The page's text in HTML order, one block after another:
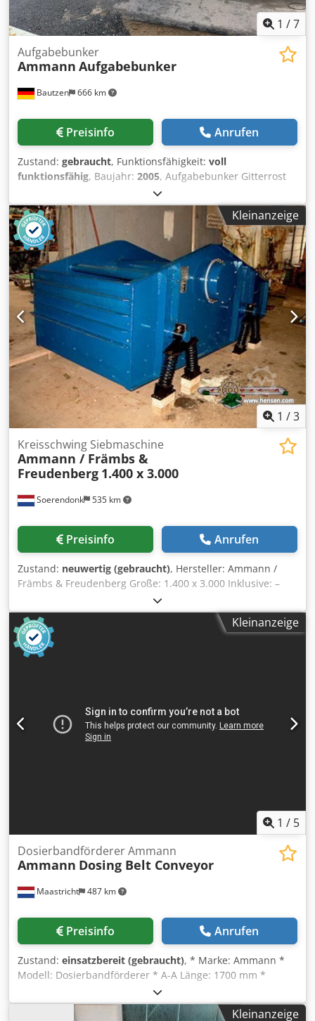
1 /7
Bautzen 666 km
Aufgabebunker
Ammann Aufgabebunker
Preisinfo Anrufen
Zustand: gebraucht, Funktionsfähigkeit: voll
funktionsfähig, Baujahr: 2005, Aufgabebunker Gitterrost
Abzugsband Dwedpfx Aszq Szromxja Förderband 12 m mit
Gurt 650mm
Kleinanzeige
1 /3
Soerendonk 535 km
Kreisschwing Siebmaschine
Ammann / Främbs &
Freudenberg 1.400 x 3.000
Preisinfo Anrufen
Zustand: neuwertig (gebraucht), Hersteller: Ammann /
Främbs & Freudenberg Große: 1.400 x 3.000 Inklusive: –
Antrieb – Gelenkwellen – Federelemente Dwedpfsg Snutjx
Amxja Siebmaschine is überholt, gestrahlt und lackiert.
Kleinanzeige
1 / 5
Maastricht 487 km
Dosierbandförderer Ammann
Ammann Dosing Belt Conveyor
Preisinfo Anrufen
Zustand: einsatzbereit (gebraucht), * Marke: Ammann *
Modell: Dosierbandförderer * A-A Länge: 1700 mm *
Bandbreite: 650 mm * Antrieb: 1,5 kW Getriebemotor * Auf
Lager: 6 Stück. Dsdpfx Amoywm I Noxewa
Kleinanzeige